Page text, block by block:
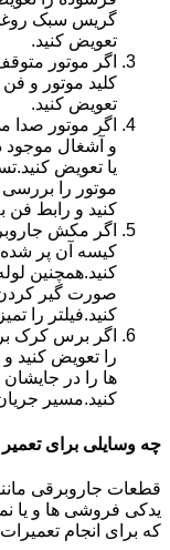
گریس سبک روغن
تعویض کنید.
اگر موتور
کلید موتور و
تعویض کنید.
اگر موتور صدا
و آشغال موجود
یا تعویض
موتور را
کنید و رابط فن
اگر مکش
کیسه آن پر
کنید.همچنین
صورت گیر
کنید.فیلتر را
اگر برس کرک
را تعویض کنید
ها را در
کنید.مسیر
چه وسایلی برای
قطعات جاروبرقی
یدکی فروشی ها و یا
که برای انجام